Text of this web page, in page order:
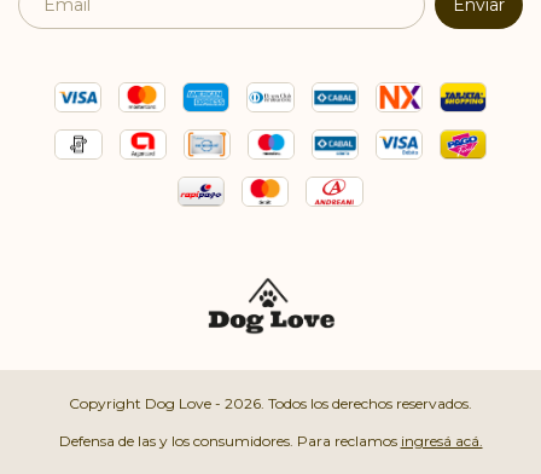
Copyright Dog Love - 2026. Todos los derechos reservados.
Defensa de las y los consumidores. Para reclamos ingresá acá.